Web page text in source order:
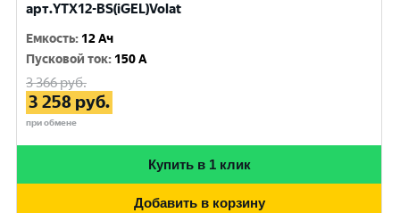
арт.YTX12-BS(iGEL)Volat
Емкость: 12 Ач
Пусковой ток: 150 A
3 366руб.
3 258 руб.
при обмене
Купить в 1 клик
Добавить в корзину